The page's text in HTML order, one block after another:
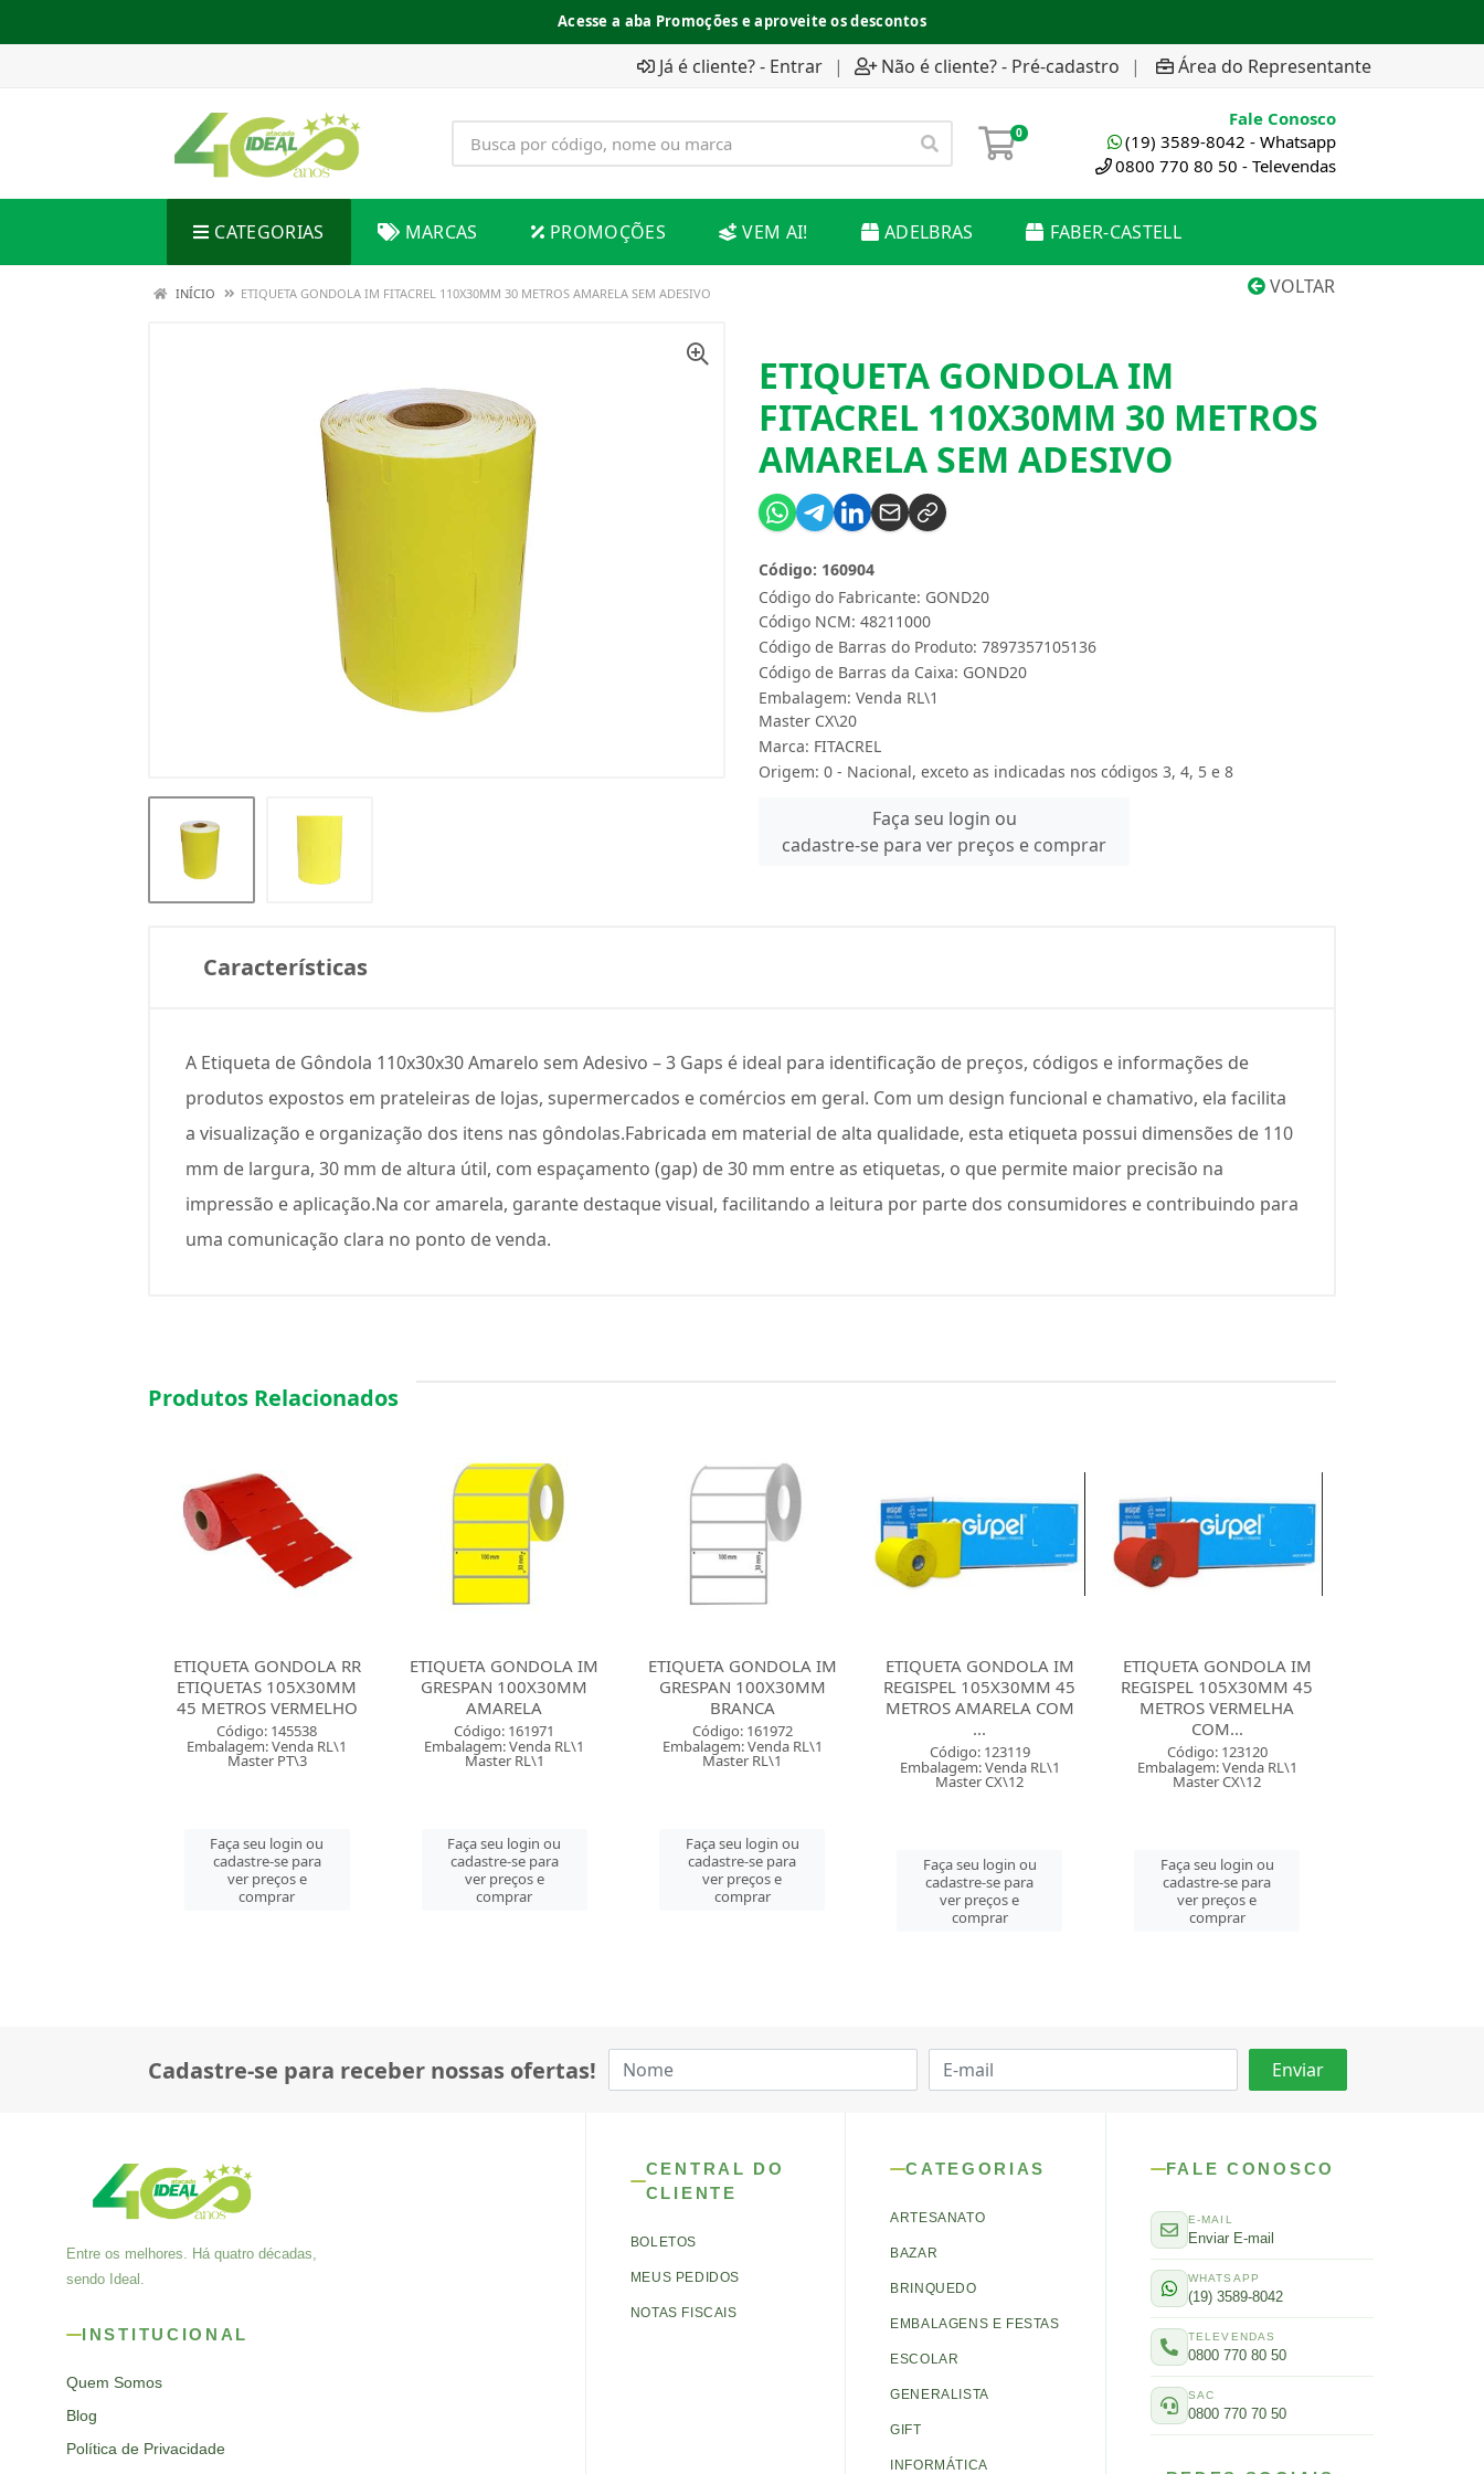
Acesse a aba Promoções e aproveite os descontos
Já é cliente? - Entrar | Não é cliente? - Pré-cadastro | Área do Representante
0
Fale Conosco
(19) 3589-8042 - Whatsapp
0800 770 80 50 - Televendas
CATEGORIAS MARCAS PROMOÇÕES VEM AI! ADELBRAS FABER-CASTELL
VOLTAR
INÍCIO ETIQUETA GONDOLA IM FITACREL 110X30MM 30 METROS AMARELA SEM ADESIVO
ETIQUETA GONDOLA IM
FITACREL 110X30MM 30 METROS
AMARELA SEM ADESIVO
Código do Fabricante: GOND20
Código: 160904
Código NCM: 48211000
Código de Barras do Produto: 7897357105136
Código de Barras da Caixa: GOND20
Embalagem: Venda RL\1
Master CX\20
Marca: FITACREL
Origem: 0 - Nacional, exceto as indicadas nos códigos 3, 4, 5 e 8
Faça seu login ou
cadastre-se para ver preços e comprar
Características
A Etiqueta de Gôndola 110x30x30 Amarelo sem Adesivo – 3 Gaps é ideal para identificação de preços, códigos e informações de
produtos expostos em prateleiras de lojas, supermercados e comércios em geral. Com um design funcional e chamativo, ela facilita
a visualização e organização dos itens nas gôndolas.Fabricada em material de alta qualidade, esta etiqueta possui dimensões de 110
mm de largura, 30 mm de altura útil, com espaçamento (gap) de 30 mm entre as etiquetas, o que permite maior precisão na
impressão e aplicação.Na cor amarela, garante destaque visual, facilitando a leitura por parte dos consumidores e contribuindo para
uma comunicação clara no ponto de venda.
Produtos Relacionados
ETIQUETA GONDOLA IM
GRESPAN 100X30MM
AMARELA
Código: 161971
Embalagem: Venda RL\1
Master RL\1
Faça seu login ou
cadastre-se para
ver preços e
comprar
ETIQUETA GONDOLA IM
GRESPAN 100X30MM
BRANCA
Código: 161972
Embalagem: Venda RL\1
Master RL\1
Faça seu login ou
cadastre-se para
ver preços e
comprar
ETIQUETA GONDOLA IM
REGISPEL 105X30MM 45
METROS AMARELA COM
...
Código: 123119
Embalagem: Venda RL\1
Faça seu login ou
cadastre-se para
ver preços e
ETIQUETA GONDOLA IM
REGISPEL 105X30MM 45
METROS VERMELHA
COM...
Código: 123120
Embalagem: Venda RL\1
Master CX\12
Faça seu login ou
cadastre-se para
ver preços e
comprar
ETIQUETA GONDOLA RR
ETIQUETAS 105X30MM
45 METROS VERMELHO
Código: 145538
Embalagem: Venda RL\1
Master PT\3
cadastre-se para
ver preços e
comprar
Cadastre-se para receber nossas ofertas!
Entre os melhores. Há quatro décadas,
sendo Ideal.
INSTITUCIONAL
Quem Somos
Blog
Política de Privacidade
CENTRAL DO
CLIENTE
BOLETOS
MEUS PEDIDOS
NOTAS FISCAIS
CATEGORIAS
ARTESANATO
BAZAR
BRINQUEDO
EMBALAGENS E FESTAS
ESCOLAR
GENERALISTA
GIFT
INFORMÁTICA
FALE CONOSCO
E-MAIL
Enviar E-mail
WHATSAPP
(19) 3589-8042
TELEVENDAS
0800 770 80 50
SAC
0800 770 70 50